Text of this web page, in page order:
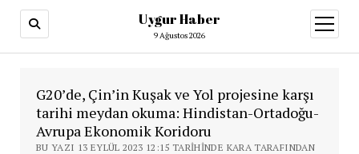
Uygur Haber
9 Ağustos 2026
aç
G20’de, Çin’in Kuşak ve Yol projesine karşı
tarihi meydan okuma: Hindistan-Ortadoğu-
Avrupa Ekonomik Koridoru
BU YAZI 13 EYLÜL 2023 12:15 TARIHINDE KARA TARAFINDAN